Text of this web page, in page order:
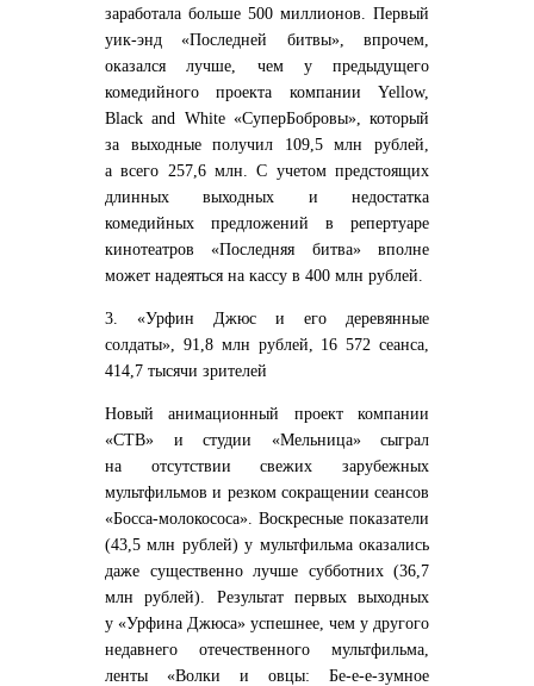
заработала больше 500 миллионов. Первый
уик-энд «Последней битвы», впрочем,
оказался лучше, чем у предыдущего
комедийного проекта компании Yellow,
Black and White «СуперБобровы», который
за выходные получил 109,5 млн рублей,
а всего 257,6 млн. С учетом предстоящих
длинных выходных и недостатка
комедийных предложений в репертуаре
кинотеатров «Последняя битва» вполне
может надеяться на кассу в 400 млн рублей.
3. «Урфин Джюс и его деревянные
солдаты», 91,8 млн рублей, 16 572 сеанса,
414,7 тысячи зрителей
Новый анимационный проект компании
«СТВ» и студии «Мельница» сыграл
на отсутствии свежих зарубежных
мультфильмов и резком сокращении сеансов
«Босса-молокососа». Воскресные показатели
(43,5 млн рублей) у мультфильма оказались
даже существенно лучше субботних (36,7
млн рублей). Результат первых выходных
у «Урфина Джюса» успешнее, чем у другого
недавнего отечественного мультфильма,
ленты «Волки и овцы: Бе-е-е-зумное